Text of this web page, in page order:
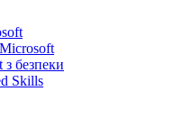
безпеки
Skills